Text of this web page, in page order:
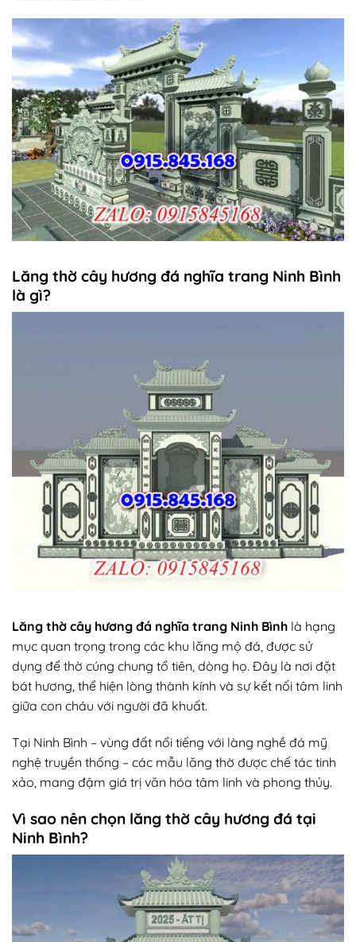
Lăng thờ cây hương đá nghĩa trang Ninh Bình
là gì?
Lăng thờ cây hương đá nghĩa trang Ninh Bình là hạng
mục quan trọng trong các khu lăng mộ đá, được sử
dụng để thờ cúng chung tổ tiên, dòng họ. Đây là nơi đặt
bát hương, thể hiện lòng thành kính và sự kết nối tâm linh
giữa con cháu với người đã khuất.
Tại Ninh Bình – vùng đất nổi tiếng với làng nghề đá mỹ
nghệ truyền thống – các mẫu lăng thờ được chế tác tinh
xảo, mang đậm giá trị văn hóa tâm linh và phong thủy.
Vì sao nên chọn lăng thờ cây hương đá tại
Ninh Bình?